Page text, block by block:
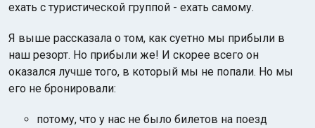
ехать с туристической группой - ехать самому.
Я выше рассказала о том, как суетно мы прибыли в
наш резорт. Но прибыли же! И скорее всего он
оказался лучше того, в который мы не попали. Но мы
его не бронировали:
потому, что у нас не было билетов на поезд